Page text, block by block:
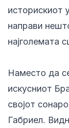
историскиот
направи
најголемата
Наместо да
искусниот
својот
Габриел.